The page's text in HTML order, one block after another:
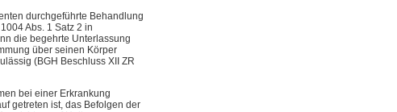
durchgeführte Behandlung
Abs. 1 Satz 2 in
die begehrte Unterlassung
über seinen Körper
(BGH Beschluss XII ZR
bei einer Erkrankung
getreten ist, das Befolgen der